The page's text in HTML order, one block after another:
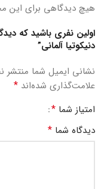
هیچ دیدگاهی برای
اولین نفری باشید که
دنیکوتیا آلمانی”
نشانی ایمیل شما منتشر
علامت‌گذاری شده‌اند *
امتیاز شما *
دیدگاه شما *